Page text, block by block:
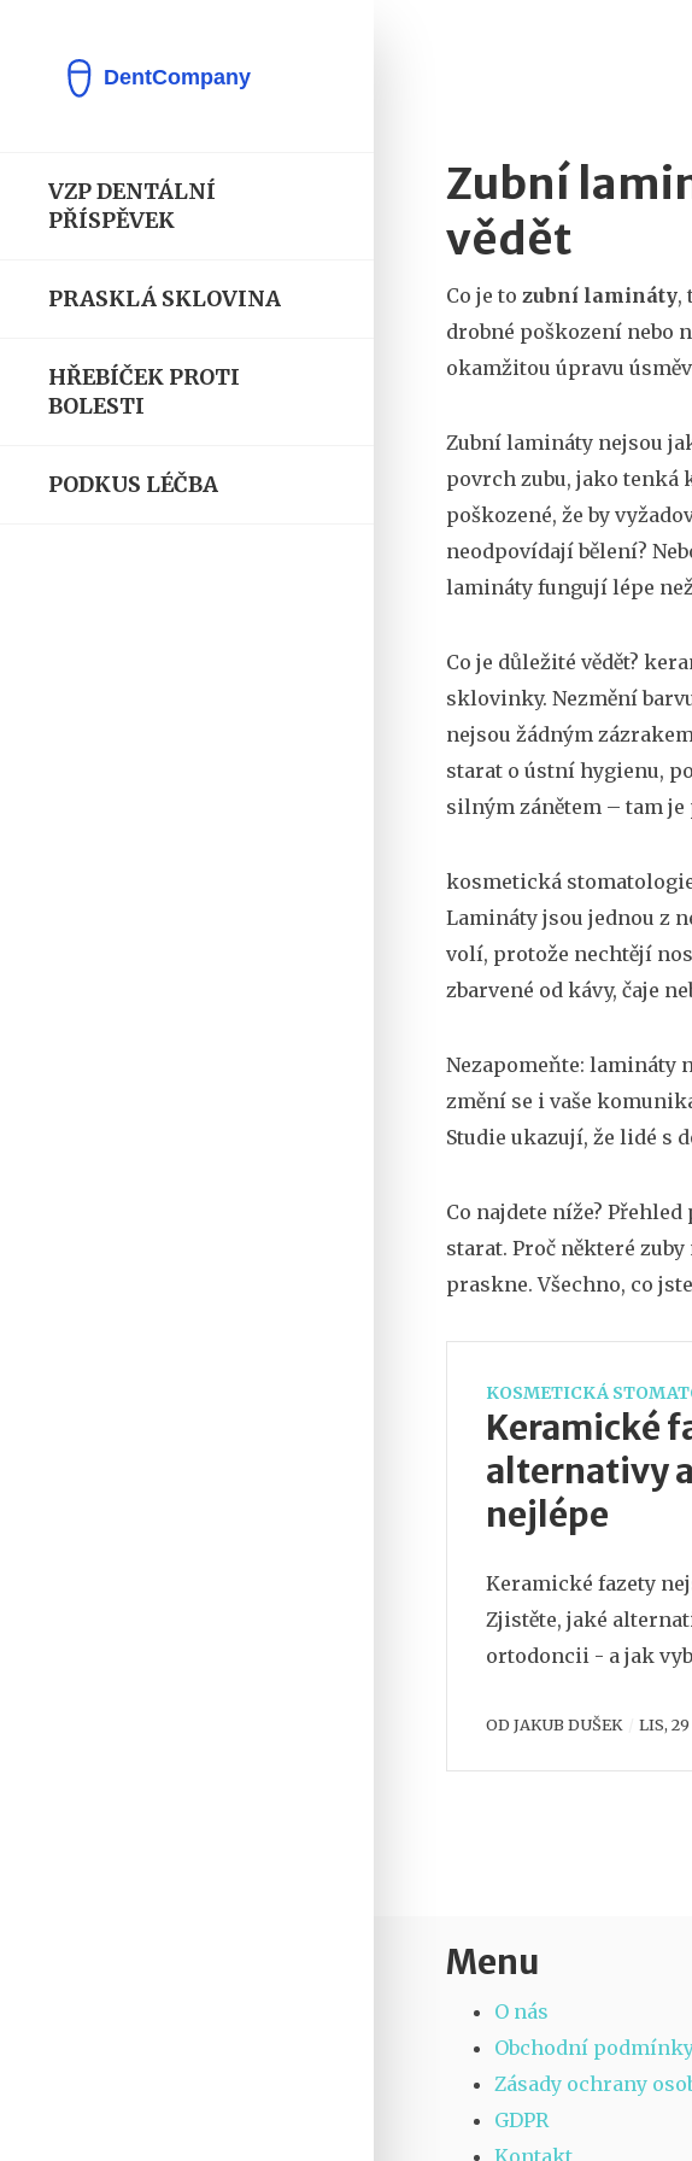
VZP DENTÁLNÍ
PŘÍSPĚVEK
PRASKLÁ SKLOVINA
HŘEBÍČEK PROTI
BOLESTI
PODKUS LÉČBA
Zubní
vědět
Co je to zubní lamináty,
drobné poškození nebo
okamžitou úpravu
Zubní lamináty nejsou
povrch zubu, jako tenká
poškozené, že by
neodpovídají bělení?
lamináty fungují lépe
Co je důležité vědět?
sklovinky. Nezmění
nejsou žádným
starat o ústní hygienu,
silným zánětem – tam je
kosmetická
Lamináty jsou jednou z
volí, protože nechtějí
zbarvené od kávy, čaje
Nezapomeňte: lamináty
změní se i vaše
Studie ukazují, že lidé s
Co najdete níže?
starat. Proč některé
praskne. Všechno, co
KOSMETICKÁ
Keramické
alternativy
nejlépe
Keramické fazety
Zjistěte, jaké
ortodoncii - a jak
OD JAKUB DUŠEK LIS,
Menu
O nás
Obchodní
Zásady ochrany
GDPR
Kontakt